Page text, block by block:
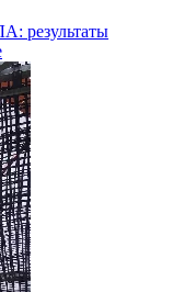
результаты